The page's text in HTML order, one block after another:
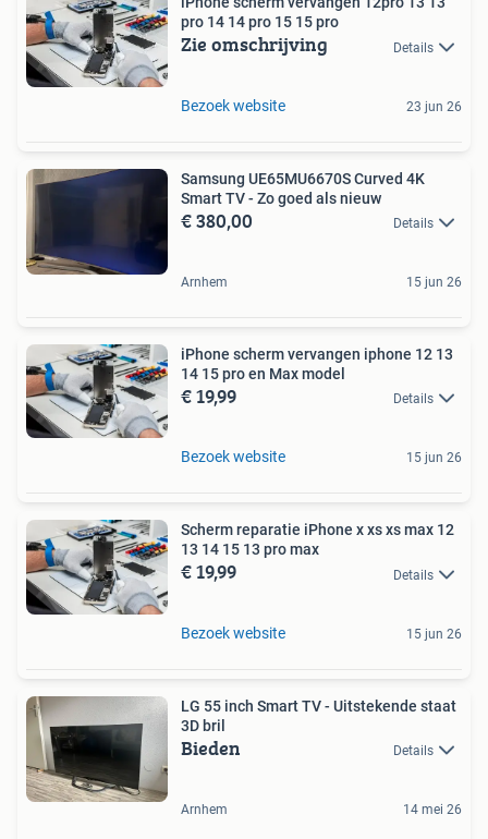
pro 14 14 pro 15 15 pro
Zie omschrijving Details
Bezoek website 23 jun 26
Samsung UE65MU6670S Curved 4K
Smart TV - Zo goed als nieuw
€ 380,00 Details
Arnhem 15 jun 26
iPhone scherm vervangen iphone 12 13
14 15 pro en Max model
€ 19,99 Details
Bezoek website 15 jun 26
Scherm reparatie iPhone x xs xs max 12
13 14 15 13 pro max
€ 19,99 Details
Bezoek website 15 jun 26
LG 55 inch Smart TV - Uitstekende staat
3D bril
Bieden Details
Arnhem 14 mei 26